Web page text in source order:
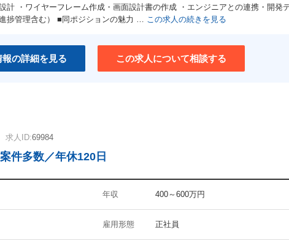
計 ・ワイヤーフレーム作成・画面設計書の作成 ・エンジニアとの連携・開発
捗管理含む） ■同ポジションの魅力 … この求人の続きを見る
の詳細を見る この求人について相談する
求人ID:69984
件多数／年休120日
年収 400～600万円
雇用形態 正社員